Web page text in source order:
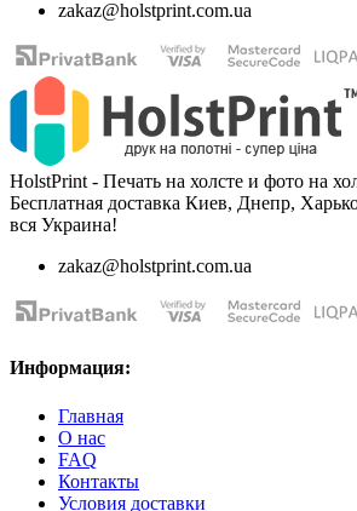
zakaz@holstprint.com.ua
HolstPrint - Печать на холсте и фото на
Бесплатная доставка Киев, Днепр,
вся Украина!
zakaz@holstprint.com.ua
Информация:
Главная
О нас
FAQ
Контакты
Условия доставки